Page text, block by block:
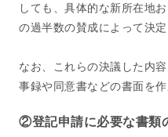
しても、具体的な新所在地
の過半数の賛成によって決
なお、これらの決議した内
事録や同意書などの書面を
②登記申請に必要な書類